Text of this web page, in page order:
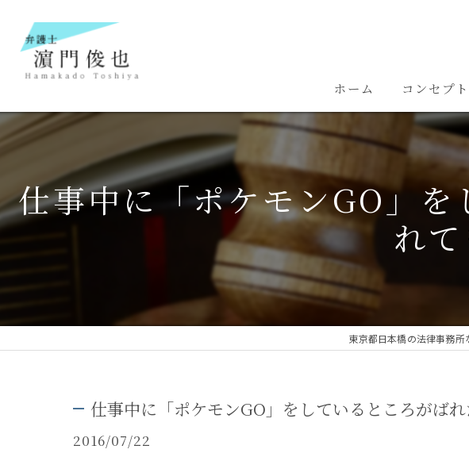
ホーム コンセプト
仕事中に「ポケモンGO」
れ
東京都日本橋の法律事務
仕事中に「ポケモンGO」をしているところがば
2016/07/22